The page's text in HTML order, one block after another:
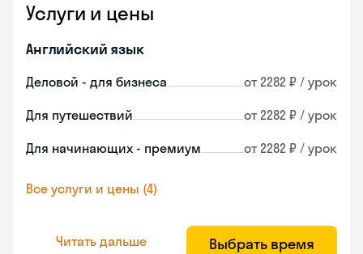
Услуги и цены
Английский язык
Деловой - для бизнеса от 2282 ₽ / урок
Для путешествий от 2282 ₽ / урок
Для начинающих - премиум от 2282 ₽ / урок
Все услуги и цены (4)
Читать дальше Выбрать время